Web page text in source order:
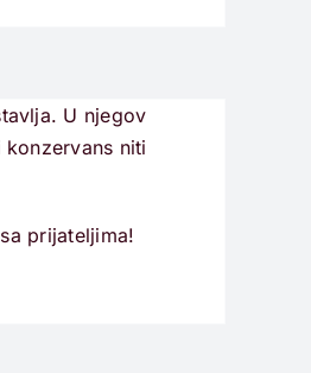
U njegov
niti
prijateljima!